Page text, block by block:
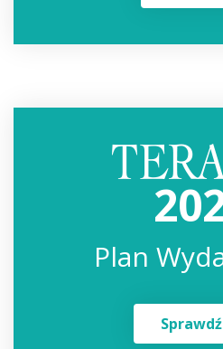
Plan
Sprawdź